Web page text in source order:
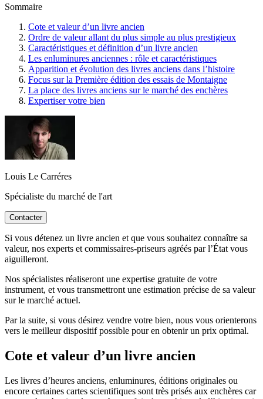
Sommaire
Cote et valeur d’un livre ancien
Ordre de valeur allant du plus simple au plus prestigieux
Caractéristiques et définition d’un livre ancien
Les enluminures anciennes : rôle et caractéristiques
Apparition et évolution des livres anciens dans l’histoire
Focus sur la Première édition des essais de Montaigne
La place des livres anciens sur le marché des enchères
Expertiser votre bien
Louis Le Carréres
Spécialiste du marché de l'art
Contacter
Si vous détenez un livre ancien et que vous souhaitez connaître sa
valeur, nos experts et commissaires-priseurs agréés par l’État vous
aiguilleront.
Nos spécialistes réaliseront une expertise gratuite de votre
instrument, et vous transmettront une estimation précise de sa valeur
sur le marché actuel.
Par la suite, si vous désirez vendre votre bien, nous vous orienterons
vers le meilleur dispositif possible pour en obtenir un prix optimal.
Cote et valeur d’un livre ancien
Les livres d’heures anciens, enluminures, éditions originales ou
encore certaines cartes scientifiques sont très prisés aux enchères car